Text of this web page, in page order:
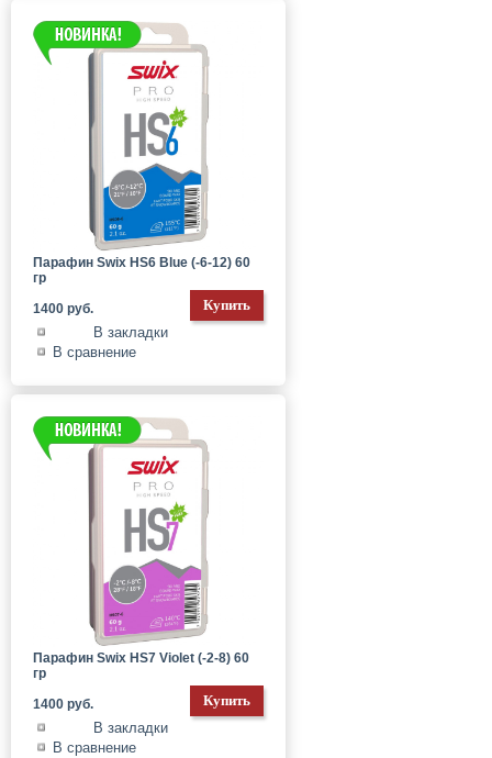
Парафин Swix HS6 Blue (-6-12) 60
гр
1400 руб.
В закладки
В сравнение
Парафин Swix HS7 Violet (-2-8) 60
гр
1400 руб.
В закладки
В сравнение